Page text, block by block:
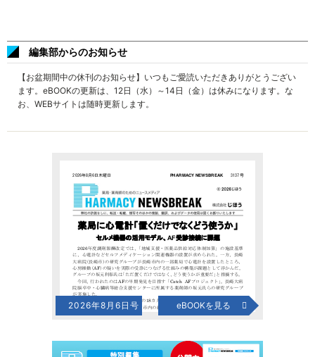
編集部からのお知らせ
【お盆期間中の休刊のお知らせ】いつもご愛読いただきありがとうござい
ます。eBOOKの更新は、12日（水）～14日（金）は休みになります。な
お、WEBサイトは随時更新します。
2026年8月6日号 eBOOKを見る